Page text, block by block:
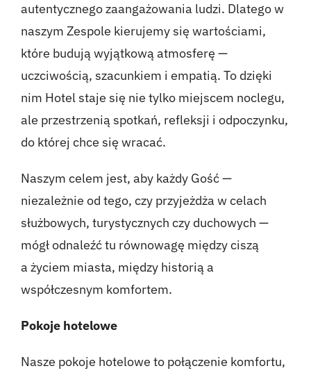
autentycznego zaangażowania ludzi. Dlatego w
naszym Zespole kierujemy się wartościami,
które budują wyjątkową atmosferę —
uczciwością, szacunkiem i empatią. To dzięki
nim Hotel staje się nie tylko miejscem noclegu,
ale przestrzenią spotkań, refleksji i odpoczynku,
do której chce się wracać.
Naszym celem jest, aby każdy Gość —
niezależnie od tego, czy przyjeżdża w celach
służbowych, turystycznych czy duchowych —
mógł odnaleźć tu równowagę między ciszą
a życiem miasta, między historią a
współczesnym komfortem.
Pokoje hotelowe
Nasze pokoje hotelowe to połączenie komfortu,